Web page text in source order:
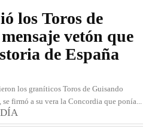
los Toros de
vetón que
de España
firmó a su vera la Concordia que ponía...